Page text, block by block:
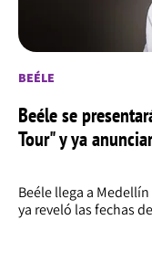
BEÉLE
Beéle se
Tour" y ya
Beéle llega a
ya reveló las fechas